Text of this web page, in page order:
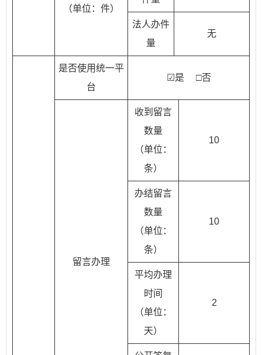
（单位：件）
法人办件
量
无
是否使用统一平
台
☑是 □否
留言办理
收到留言
数量
（单位：
条）
10
办结留言
数量
（单位：
条）
10
平均办理
时间
（单位：
天）
2